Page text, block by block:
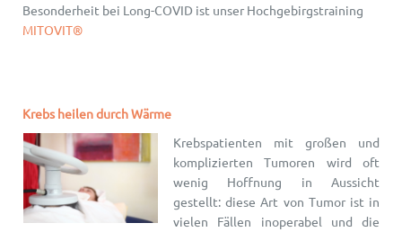
Besonderheit bei Long-COVID ist unser Hochgebirgstraining
MITOVIT®
Krebs heilen durch Wärme
Krebspatienten mit großen und
komplizierten Tumoren wird oft
wenig Hoffnung in Aussicht
gestellt: diese Art von Tumor ist in
vielen Fällen inoperabel und die